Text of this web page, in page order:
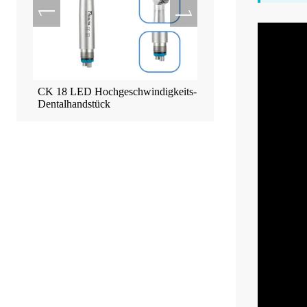
CK 18 LED Hochgeschwindigkeits-
Dentalhandstück